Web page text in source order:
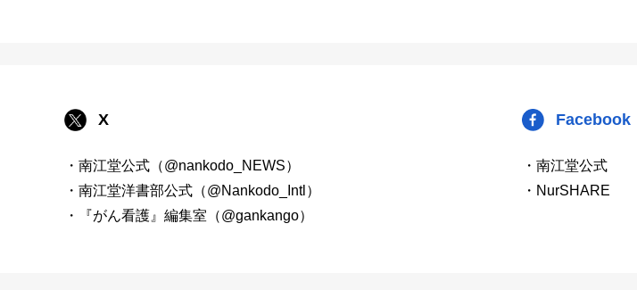
X
・南江堂公式（@nankodo_NEWS）
・南江堂洋書部公式（@Nankodo_Intl）
・『がん看護』編集室（@gankango）
Facebook
・南江堂公式
・NurSHARE